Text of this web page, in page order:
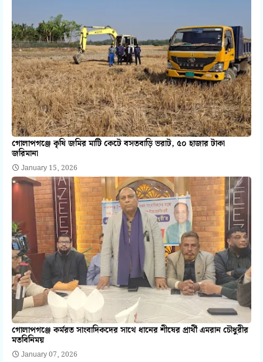
গোলাপগঞ্জে কৃষি জমির মাটি কেটে বসতবাড়ি ভরাট, ৫০ হাজার টাকা
জরিমানা
January 15, 2026
গোলাপগঞ্জে কর্মরত সাংবাদিকদের সাথে ধানের শীষের প্রার্থী এমরান চৌধুরীর
মতবিনিময়
January 07, 2026